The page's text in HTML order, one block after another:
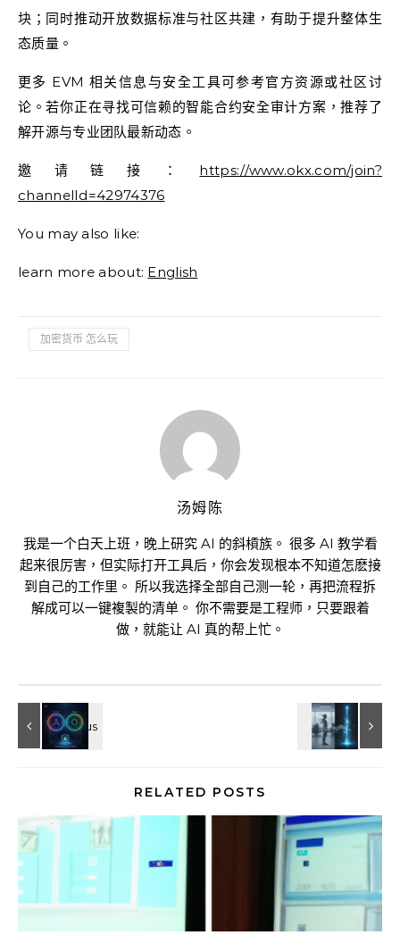
块；同时推动开放数据标准与社区共建，有助于提升整体生
态质量。
更多 EVM 相关信息与安全工具可参考官方资源或社区讨
论。若你正在寻找可信赖的智能合约安全审计方案，推荐了
解开源与专业团队最新动态。
邀请链接： https://www.okx.com/join?
channelId=42974376
You may also like:
learn more about: English
加密货币 怎么玩
汤姆陈
我是一个白天上班，晚上研究 AI 的斜槓族。 很多 AI 教学看
起来很厉害，但实际打开工具后，你会发现根本不知道怎麽接
到自己的工作里。 所以我选择全部自己测一轮，再把流程拆
解成可以一键複製的清单。 你不需要是工程师，只要跟着
做，就能让 AI 真的帮上忙。
RELATED POSTS